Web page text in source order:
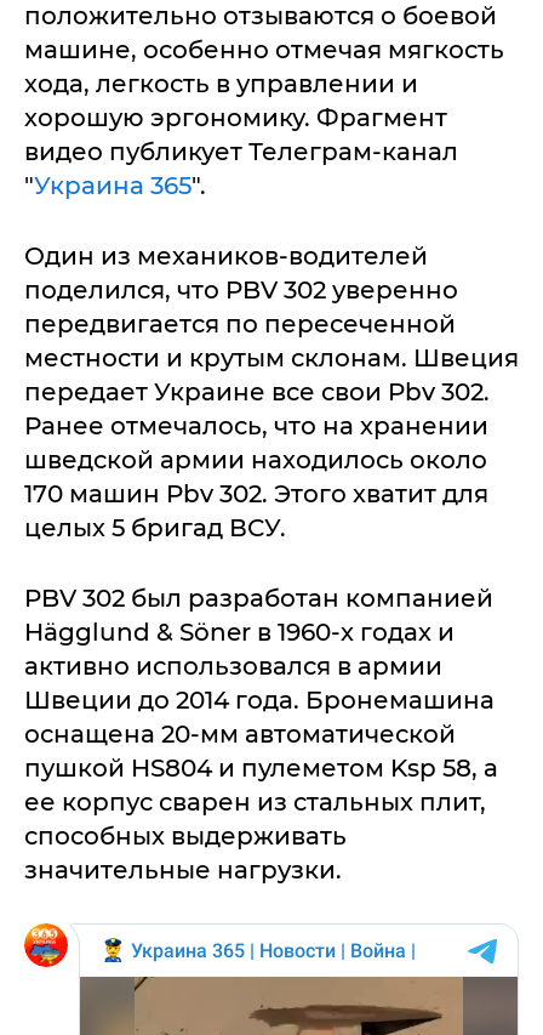
положительно отзываются о боевой
машине, особенно отмечая мягкость
хода, легкость в управлении и
хорошую эргономику. Фрагмент
видео публикует Телеграм-канал
"Украина 365".
Один из механиков-водителей
поделился, что PBV 302 уверенно
передвигается по пересеченной
местности и крутым склонам. Швеция
передает Украине все свои Pbv 302.
Ранее отмечалось, что на хранении
шведской армии находилось около
170 машин Pbv 302. Этого хватит для
целых 5 бригад ВСУ.
PBV 302 был разработан компанией
Hägglund & Söner в 1960-х годах и
активно использовался в армии
Швеции до 2014 года. Бронемашина
оснащена 20-мм автоматической
пушкой HS804 и пулеметом Ksp 58, а
ее корпус сварен из стальных плит,
способных выдерживать
значительные нагрузки.